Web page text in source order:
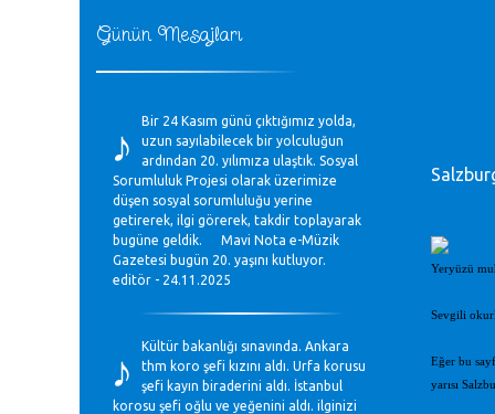
Günün Mesajları
♪
Bir 24 Kasım günü çıktığımız yolda,
uzun sayılabilecek bir yolculuğun
ardından 20. yılımıza ulaştık. Sosyal
Sorumluluk Projesi olarak üzerimize
düşen sosyal sorumluluğu yerine
getirerek, ilgi görerek, takdir toplayarak
bugüne geldik. Mavi Nota e-Müzik
Gazetesi bugün 20. yaşını kutluyor.
editör - 24.11.2025
♪
Kültür bakanlığı sınavında. Ankara
thm koro şefi kızını aldı. Urfa korusu
şefi kayın biraderini aldı. İstanbul
korosu şefi oğlu ve yeğenini aldı. ilginizi
Yeryüzü
Sevgili
Eğer bu
yarısı